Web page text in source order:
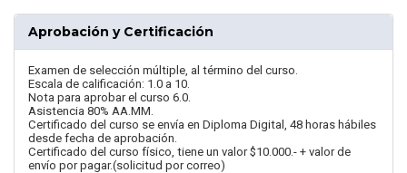
Aprobación y Certificación
Examen de selección múltiple, al término del curso.
Escala de calificación: 1.0 a 10.
Nota para aprobar el curso 6.0.
Asistencia 80% AA.MM.
Certificado del curso se envía en Diploma Digital, 48 horas hábiles
desde fecha de aprobación.
Certificado del curso físico, tiene un valor $10.000.- + valor de
envío por pagar.(solicitud por correo)